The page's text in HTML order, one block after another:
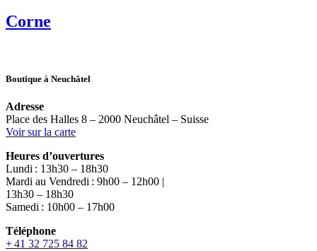
Corne
Boutique à Neuchâtel
Adresse
Place des Halles 8 – 2000 Neuchâtel – Suisse
Voir sur la carte
Heures d’ouvertures
Lundi : 13h30 – 18h30
Mardi au Vendredi : 9h00 – 12h00 |
13h30 – 18h30
Samedi : 10h00 – 17h00
Téléphone
+ 41 32 725 84 82